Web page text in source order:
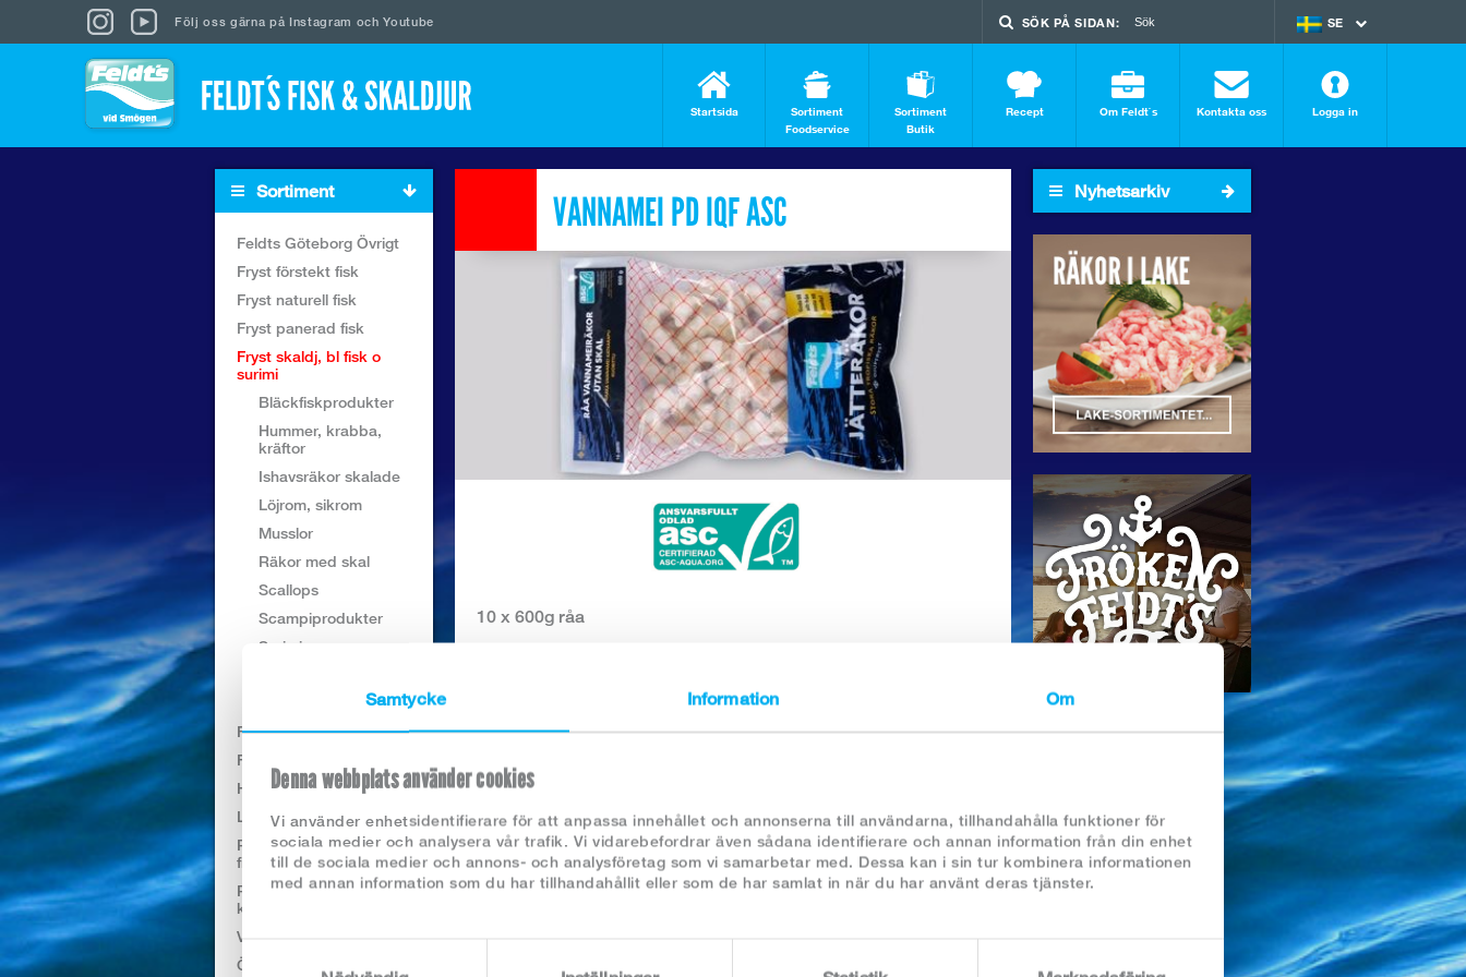
Samtycke Information Om
Denna webbplats använder cookies
Vi använder enhetsidentifierare för att anpassa innehållet och annonserna till användarna, tillhandahålla funktioner för
sociala medier och analysera vår trafik. Vi vidarebefordrar även sådana identifierare och annan information från din enhet
till de sociala medier och annons- och analysföretag som vi samarbetar med. Dessa kan i sin tur kombinera informationen
med annan information som du har tillhandahållit eller som de har samlat in när du har använt deras tjänster.
Följ oss gärna på Instagram ochYoutube SE
SÖK PÅ SIDAN:
Startsida
Sortiment
Foodservice
Sortiment
Butik
Recept Om Feldt`s Kontakta oss Logga in
Sortiment
Feldts Göteborg Övrigt
Fryst förstekt fisk
Fryst naturell fisk
Fryst panerad fisk
Fryst skaldj, bl fisk o
surimi
Bläckfiskprodukter
Hummer, krabba,
kräftor
Ishavsräkor skalade
Löjrom, sikrom
Musslor
Räkor med skal
Scallops
Scampiprodukter
Surimi
Frysta färdigrätter
Färskfisk
Helkonserv
Lakeprodukter kylvara
Rökt och grav prod
frysta
Rökt och grav prod
kylvara
Vegansk
Övr kylvaror (sill, sallad
VANNAMEI PD IQF ASC
10 x 600g råa
Scampiprodukter
Näringsvärde / 100g:
Energivärde:
210/50 KJ/Kcal
Fett:
1 g
Varav mättat fett:
0,0 g
Nyhetsarkiv
2025
2024
2023
2022
2021
2020
2019
2018
SÖK I ARKIVET